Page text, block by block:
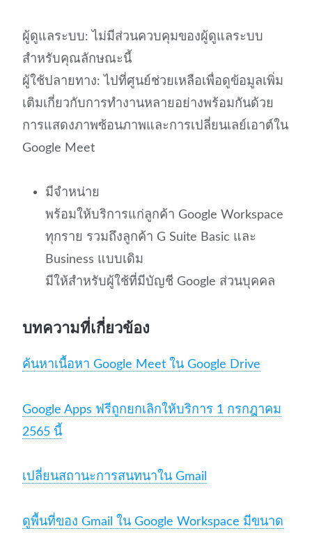
ผู้ดูแลระบบ: ไม่มีส่วนควบคุมของผู้ดูแลระบบ
สำหรับคุณลักษณะนี้
ผู้ใช้ปลายทาง: ไปที่ศูนย์ช่วยเหลือเพื่อดูข้อมูลเพิ่ม
เติมเกี่ยวกับการทำงานหลายอย่างพร้อมกันด้วย
การแสดงภาพซ้อนภาพและการเปลี่ยนเลย์เอาต์ใน
Google Meet
มีจำหน่าย
พร้อมให้บริการแก่ลูกค้า Google Workspace
ทุกราย รวมถึงลูกค้า G Suite Basic และ
Business แบบเดิม
มีให้สำหรับผู้ใช้ที่มีบัญชี Google ส่วนบุคคล
บทความที่เกี่ยวข้อง
ค้นหาเนื้อหา Google Meet ใน Google Drive
Google Apps ฟรีถูกยกเลิกให้บริการ 1 กรกฎาคม
2565 นี้
เปลี่ยนสถานะการสนทนาใน Gmail
ดูพื้นที่ของ Gmail ใน Google Workspace มีขนาด